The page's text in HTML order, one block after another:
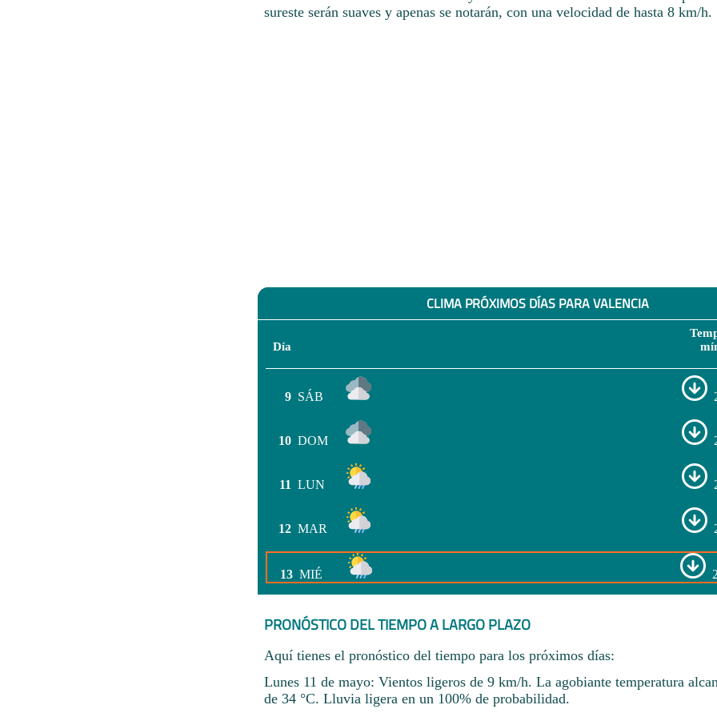
sureste serán suaves y apenas se notarán, con una velocidad de hasta 8 km/h.
CLIMA PRÓXIMOS DÍAS PARA VALENCIA
Día
9 SÁB
10 DOM
11 LUN
12 MAR
13 MIÉ
PRONÓSTICO DEL TIEMPO A LARGO PLAZO
Aquí tienes el pronóstico del tiempo para los próximos días:
Lunes 11 de mayo: Vientos ligeros de 9 km/h. La agobiante temperatura
de 34 °C. Lluvia ligera en un 100% de probabilidad.